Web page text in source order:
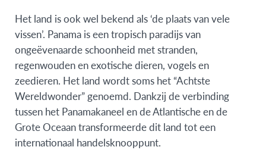
Het land is ook wel bekend als ‘de plaats van vele
vissen’. Panama is een tropisch paradijs van
ongeëvenaarde schoonheid met stranden,
regenwouden en exotische dieren, vogels en
zeedieren. Het land wordt soms het “Achtste
Wereldwonder” genoemd. Dankzij de verbinding
tussen het Panamakaneel en de Atlantische en de
Grote Oceaan transformeerde dit land tot een
internationaal handelsknooppunt.